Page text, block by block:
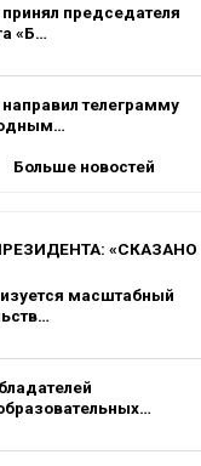
принял председателя
«Б…
направил телеграмму
Больше новостей
масштабный